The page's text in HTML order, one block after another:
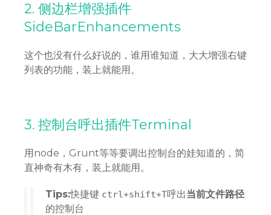
2. 侧边栏增强插件
SideBarEnhancements
这个也没有什么好说的，谁用谁知道，大大增强右键
列表的功能，装上就能用。
3. 控制台呼出插件Terminal
用node，Grunt等等要调出控制台的娃知道的，简
直神奇有木有，装上就能用。
Tips:快捷键 ctrl+shift+T呼出当前文件路径
的控制台